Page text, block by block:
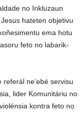
no Inkluzaun
hateten objetivu
ema hotu
feto no labarik-
ne’ebé servisu
lider Komunitáriu no
kontra feto no